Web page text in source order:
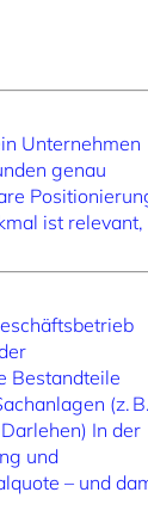
Unternehmen
genau
ist relevant,
Bestandteile
(z. B.
In der
und
– und